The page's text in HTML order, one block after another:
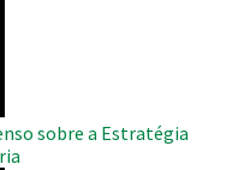
sobre a Estratégia